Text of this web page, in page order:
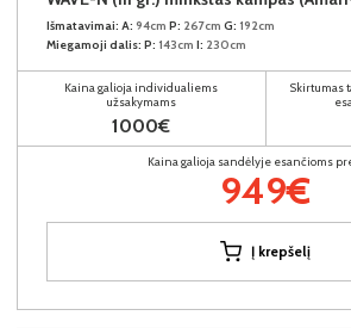
Išmatavimai: A: 94cm P: 267cm G: 192cm
Miegamoji dalis: P: 143cm I: 230cm
Kaina galioja individualiems
užsakymams
1000€
Skirtumas
Kaina galioja sandėlyje esančioms
949€
Į krepšelį